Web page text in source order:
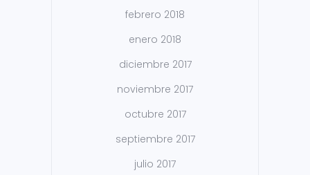
febrero 2018
enero 2018
diciembre 2017
noviembre 2017
octubre 2017
septiembre 2017
julio 2017